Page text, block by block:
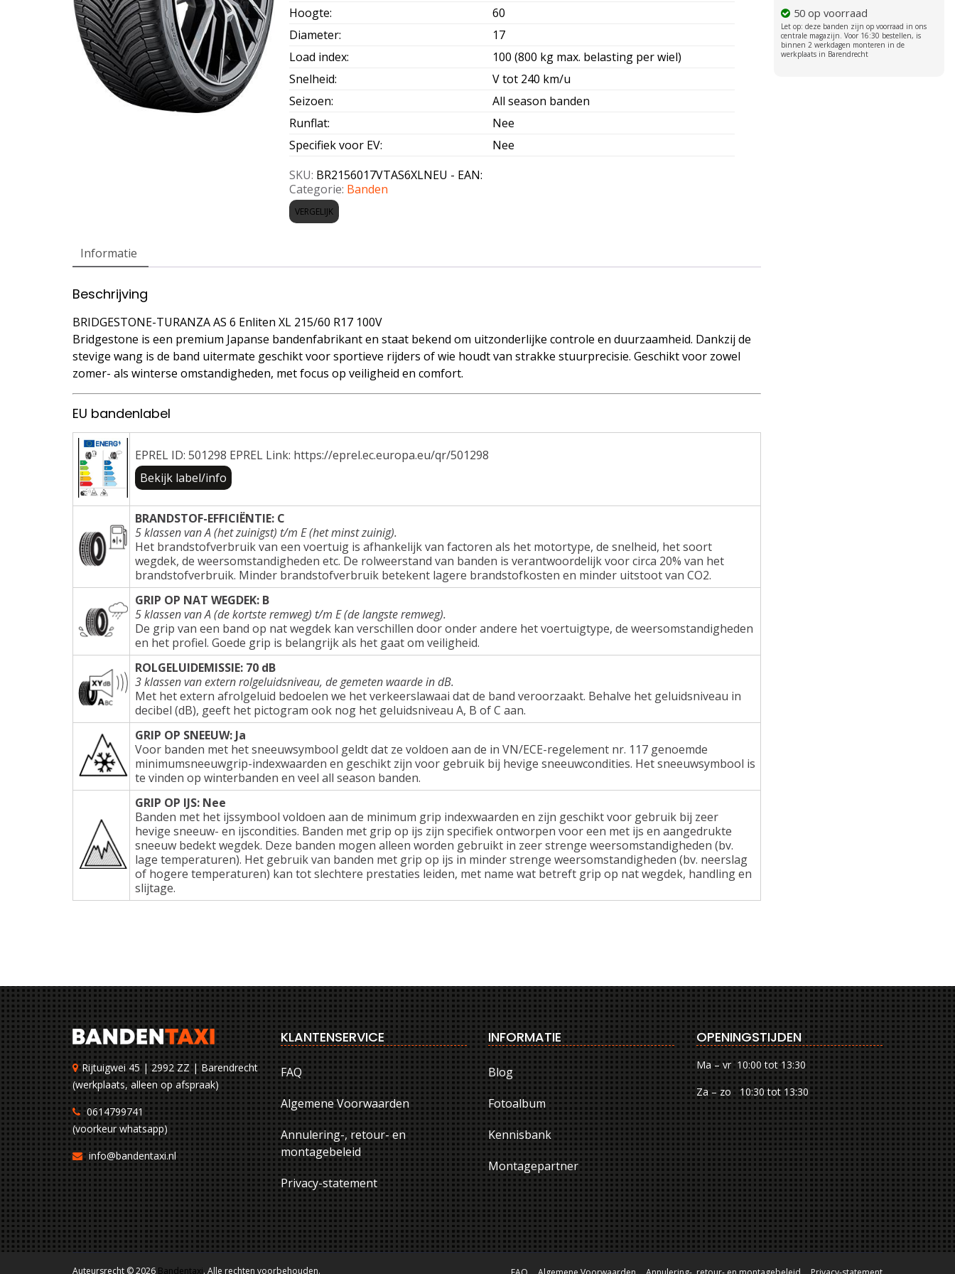
Hoogte:
60
Diameter:
17
Load index:
100 (800 kg max. belasting per wiel)
Snelheid:
V tot 240 km/u
Seizoen:
All season banden
Runflat:
Nee
Specifiek voor EV:
Nee
SKU: BR2156017VTAS6XLNEU - EAN:
Categorie: Banden
VERGELIJK
50 op voorraad
Informatie
Beschrijving
BRIDGESTONE-TURANZA AS 6 Enliten XL 215/60 R17 100V
Bridgestone is een premium Japanse bandenfabrikant en staat bekend om uitzonderlijke controle en duurzaamheid. Dankzij de
stevige wang is de band uitermate geschikt voor sportieve rijders of wie houdt van strakke stuurprecisie. Geschikt voor zowel
zomer- als winterse omstandigheden, met focus op veiligheid en comfort.
EU bandenlabel
EPREL ID: 501298 EPREL Link: https://eprel.ec.europa.eu/qr/501298
Bekijk label/info
BRANDSTOF-EFFICIËNTIE: C
5 klassen van A (het zuinigst) t/m E (het minst zuinig).
Het brandstofverbruik van een voertuig is afhankelijk van factoren als het motortype, de snelheid, het soort
wegdek, de weersomstandigheden etc. De rolweerstand van banden is verantwoordelijk voor circa 20% van het
brandstofverbruik. Minder brandstofverbruik betekent lagere brandstofkosten en minder uitstoot van CO2.
GRIP OP NAT WEGDEK: B
5 klassen van A (de kortste remweg) t/m E (de langste remweg).
De grip van een band op nat wegdek kan verschillen door onder andere het voertuigtype, de weersomstandigheden
en het profiel. Goede grip is belangrijk als het gaat om veiligheid.
ROLGELUIDEMISSIE: 70 dB
3 klassen van extern rolgeluidsniveau, de gemeten waarde in dB.
Met het extern afrolgeluid bedoelen we het verkeerslawaai dat de band veroorzaakt. Behalve het geluidsniveau in
decibel (dB), geeft het pictogram ook nog het geluidsniveau A, B of C aan.
GRIP OP SNEEUW: Ja
Voor banden met het sneeuwsymbool geldt dat ze voldoen aan de in VN/ECE-regelement nr. 117 genoemde
minimumsneeuwgrip-indexwaarden en geschikt zijn voor gebruik bij hevige sneeuwcondities. Het sneeuwsymbool is
te vinden op winterbanden en veel all season banden.
GRIP OP IJS: Nee
Banden met het ijssymbool voldoen aan de minimum grip indexwaarden en zijn geschikt voor gebruik bij zeer
hevige sneeuw- en ijscondities. Banden met grip op ijs zijn specifiek ontworpen voor een met ijs en aangedrukte
sneeuw bedekt wegdek. Deze banden mogen alleen worden gebruikt in zeer strenge weersomstandigheden (bv.
lage temperaturen). Het gebruik van banden met grip op ijs in minder strenge weersomstandigheden (bv. neerslag
of hogere temperaturen) kan tot slechtere prestaties leiden, met name wat betreft grip op nat wegdek, handling en
slijtage.
Rijtuigwei 45 | 2992 ZZ | Barendrecht
(werkplaats, alleen op afspraak)
0614799741
(voorkeur whatsapp)
info@bandentaxi.nl
KLANTENSERVICE
FAQ
Algemene Voorwaarden
Annulering-, retour- en
montagebeleid
Privacy-statement
INFORMATIE
Blog
Fotoalbum
Kennisbank
Montagepartner
OPENINGSTIJDEN
Ma – vr 10:00 tot 13:30
Za – zo 10:30 tot 13:30
Auteursrecht © 2026 Bandentaxi. Alle rechten voorbehouden.